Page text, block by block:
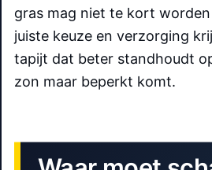
gras mag niet te kort
juiste keuze en verzorging
tapijt dat beter standhoudt
zon maar beperkt komt.